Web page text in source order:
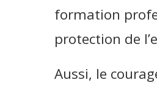
formation
protection de
Aussi, le